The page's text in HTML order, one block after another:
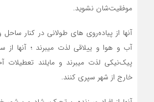
موفقيت‌شان نشويد.
آنها از پياده‌روی ‌هاي طولاني در کنار
آب و هوا و ييلاقي لذت ميبرند ؛ آنها از
پيک‌نيکي لذت میبرند و مايلند تعطيلات
خارج از شهر سپري کنند.